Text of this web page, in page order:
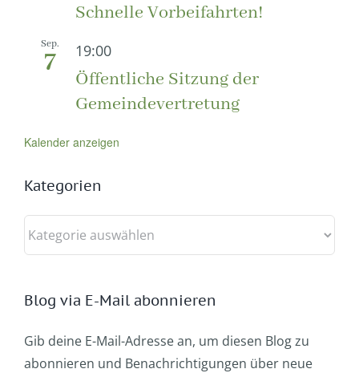
Schnelle Vorbeifahrten!
Sep.
7 19:00
Öffentliche Sitzung der
Gemeindevertretung
Kalender anzeigen
Kategorien
Kategorien
Blog via E-Mail abonnieren
Gib deine E-Mail-Adresse an, um diesen Blog zu
abonnieren und Benachrichtigungen über neue